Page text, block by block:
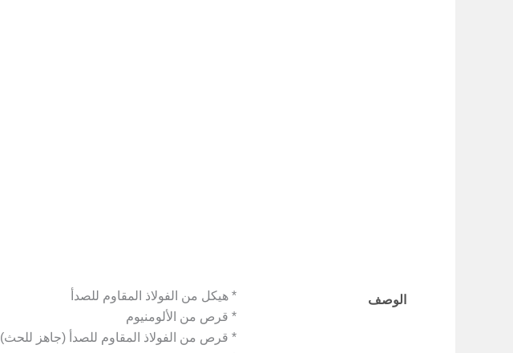
الوصف
* هيكل من الفولاذ المقاوم للصدأ
* قرص من الألومنيوم
* قرص من الفولاذ المقاوم للصدأ (جاهز للحث)